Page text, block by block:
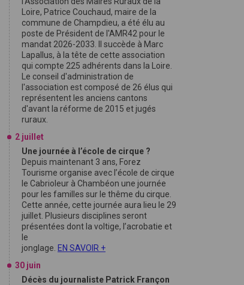
Loire, Patrice Couchaud, maire de la
commune de Champdieu, a été élu au
poste de Président de l'AMR42 pour le
mandat 2026-2033. Il succède à Marc
Lapallus, à la tête de cette association
qui compte 225 adhérents dans la Loire.
Le conseil d'administration de
l'association est composé de 26 élus qui
représentent les anciens cantons
d'avant la réforme de 2015 et jugés
ruraux.
2 juillet
Une journée à l’école de cirque ?
Depuis maintenant 3 ans, Forez
Tourisme organise avec l’école de cirque
le Cabrioleur à Chambéon une journée
pour les familles sur le thême du cirque.
Cette année, cette journée aura lieu le 29
juillet. Plusieurs disciplines seront
présentées dont la voltige, l’acrobatie et
le
jonglage. EN SAVOIR +
30 juin
Décès du journaliste Patrick Françon